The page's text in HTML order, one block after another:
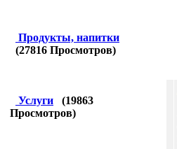
Продукты, напитки
(27816 Просмотров)
Услуги (19863
Просмотров)